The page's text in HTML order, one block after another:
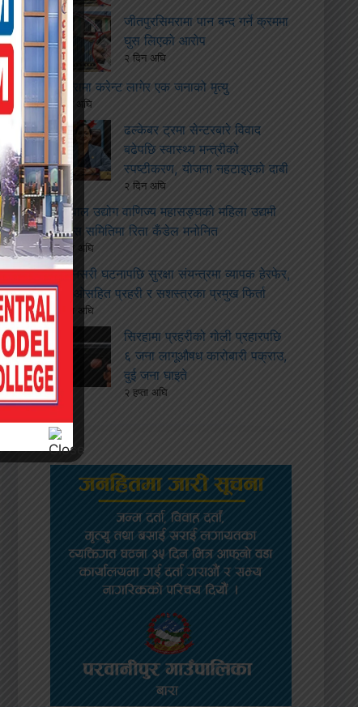
जीतपुरसिमरामा पान बन्द गर्ने क्रममा
घुस लिएको आरोप
२ दिन अघि
बारामा करेन्ट लागेर एक जनाको मृत्यु
२ दिन अघि
ढल्केबर ट्रमा सेन्टरबारे विवाद
बढेपछि स्वास्थ्य मन्त्रीको
स्पष्टीकरण, योजना नहटाइएको दाबी
२ दिन अघि
नेपाल उद्योग वाणिज्य महासङ्घको महिला उद्यमी
विकास समितिमा रिता कँडेल मनोनित
२ हप्ता अघि
सुनसरी घटनापछि सुरक्षा संयन्त्रमा व्यापक हेरफेर,
सीडीओसहित प्रहरी र सशस्त्रका प्रमुख फिर्ता
२ हप्ता अघि
सिरहामा प्रहरीको गोली प्रहारपछि
६ जना लागूऔषध कारोबारी पक्राउ,
दुई जना घाइते
२ हप्ता अघि